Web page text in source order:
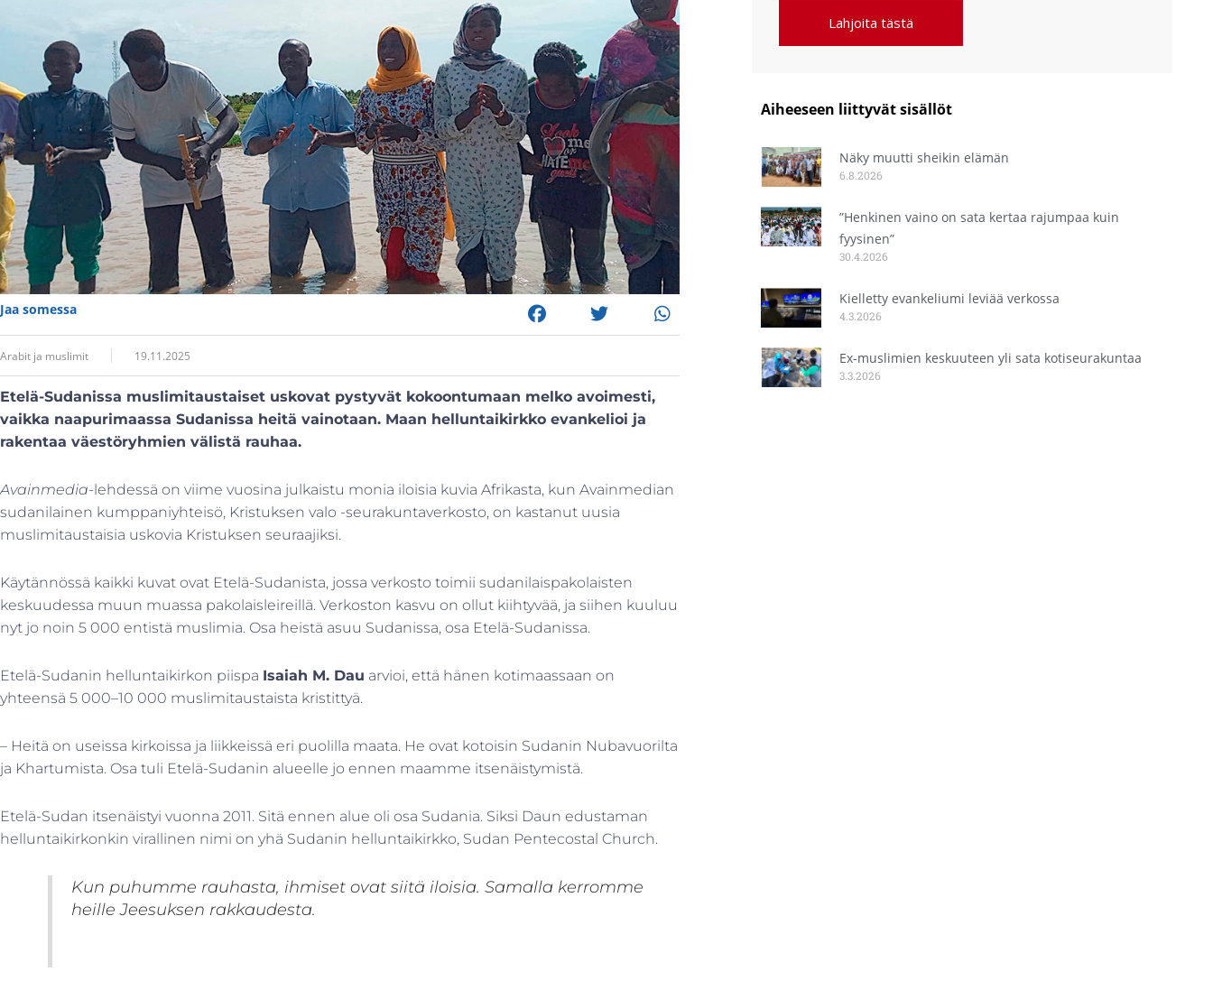
Jaa somessa
Arabit ja muslimit 19.11.2025
Etelä-Sudanissa muslimitaustaiset uskovat pystyvät kokoontumaan melko avoimesti,
vaikka naapurimaassa Sudanissa heitä vainotaan. Maan helluntaikirkko evankelioi ja
rakentaa väestöryhmien välistä rauhaa.
Avainmedia-lehdessä on viime vuosina julkaistu monia iloisia kuvia Afrikasta, kun Avainmedian
sudanilainen kumppaniyhteisö, Kristuksen valo -seurakuntaverkosto, on kastanut uusia
muslimitaustaisia uskovia Kristuksen seuraajiksi.
Käytännössä kaikki kuvat ovat Etelä-Sudanista, jossa verkosto toimii sudanilaispakolaisten
keskuudessa muun muassa pakolaisleireillä. Verkoston kasvu on ollut kiihtyvää, ja siihen kuuluu
nyt jo noin 5 000 entistä muslimia. Osa heistä asuu Sudanissa, osa Etelä-Sudanissa.
Etelä-Sudanin helluntaikirkon piispa Isaiah M. Dau arvioi, että hänen kotimaassaan on
yhteensä 5 000–10 000 muslimitaustaista kristittyä.
– Heitä on useissa kirkoissa ja liikkeissä eri puolilla maata. He ovat kotoisin Sudanin Nubavuorilta
ja Khartumista. Osa tuli Etelä-Sudanin alueelle jo ennen maamme itsenäistymistä.
Etelä-Sudan itsenäistyi vuonna 2011. Sitä ennen alue oli osa Sudania. Siksi Daun edustaman
helluntaikirkonkin virallinen nimi on yhä Sudanin helluntaikirkko, Sudan Pentecostal Church.
Kun puhumme rauhasta, ihmiset ovat siitä iloisia. Samalla kerromme
heille Jeesuksen rakkaudesta.
Lahjoita tästä
Aiheeseen liittyvät sisällöt
Näky muutti sheikin elämän
6.8.2026
”Henkinen vaino on sata kertaa rajumpaa kuin
fyysinen”
30.4.2026
Kielletty evankeliumi leviää verkossa
4.3.2026
Ex-muslimien keskuuteen yli sata kotiseurakuntaa
3.3.2026